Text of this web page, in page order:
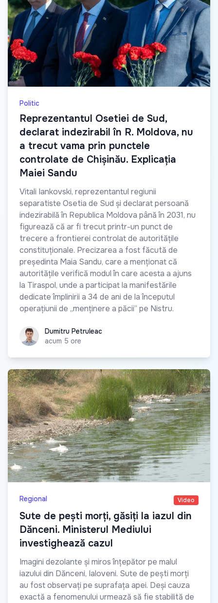
Politic
Reprezentantul Osetiei de Sud,
declarat indezirabil în R. Moldova, nu
a trecut vama prin punctele
controlate de Chișinău. Explicația
Maiei Sandu
Vitali Iankovski, reprezentantul regiunii
separatiste Osetia de Sud și declarat persoană
indezirabilă în Republica Moldova până în 2031, nu
figurează că ar fi trecut printr-un punct de
trecere a frontierei controlat de autoritățile
constituționale. Precizarea a fost făcută de
președinta Maia Sandu, care a menționat că
autoritățile verifică modul în care acesta a ajuns
la Tiraspol, unde a participat la manifestările
dedicate împlinirii a 34 de ani de la începutul
operațiunii de „menținere a păcii” pe Nistru.
Dumitru Petruleac
Dumitru Petruleac
acum 5 ore
Regional Video
Sute de pești morți, găsiți la iazul din
Dănceni. Ministerul Mediului
investighează cazul
Imagini dezolante și miros înțepător pe malul
iazului din Dănceni, Ialoveni. Sute de pești morți
au fost observați pe suprafața apei. Deși cauza
exactă a fenomenului urmează să fie stabilită de